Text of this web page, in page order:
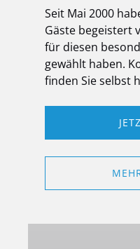
Seit Mai 2000
Gäste begeistert
für diesen
gewählt haben.
finden Sie selbst